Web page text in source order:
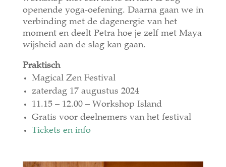
openende yoga-oefening. Daarna gaan we in
verbinding met de dagenergie van het
moment en deelt Petra hoe je zelf met Maya
wijsheid aan de slag kan gaan.
Praktisch
Magical Zen Festival
zaterdag 17 augustus 2024
11.15 – 12.00 – Workshop Island
Gratis voor deelnemers van het festival
Tickets en info